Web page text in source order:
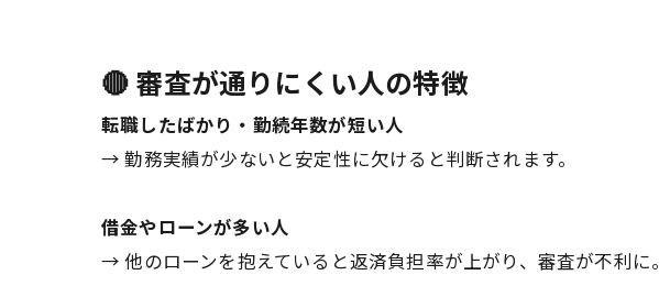
🔴 審査が通りにくい人の特徴
転職したばかり・勤続年数が短い人
→ 勤務実績が少ないと安定性に欠けると判断されます。
借金やローンが多い人
→ 他のローンを抱えていると返済負担率が上がり、審査が不利に。